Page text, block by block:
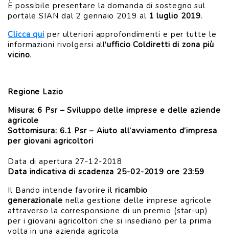
È possibile presentare la domanda di sostegno sul
portale SIAN dal 2 gennaio 2019 al 1 luglio 2019.
Clicca qui per ulteriori approfondimenti e per tutte le
informazioni rivolgersi all'ufficio Coldiretti di zona più
vicino.
Regione Lazio
Misura: 6 Psr – Sviluppo delle imprese e delle aziende
agricole
Sottomisura: 6.1 Psr – Aiuto all’avviamento d’impresa
per giovani agricoltori
Data di apertura 27-12-2018
Data indicativa di scadenza 25-02-2019 ore 23:59
Il Bando intende favorire ilricambio
generazionale nella gestione delle imprese agricole
attraverso la corresponsione di un premio (star-up)
per i giovani agricoltori che si insediano per la prima
volta in una azienda agricola